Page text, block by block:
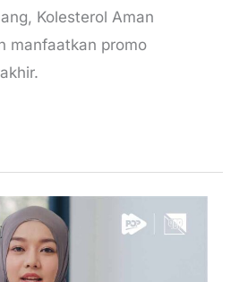
Kolesterol Aman
manfaatkan promo